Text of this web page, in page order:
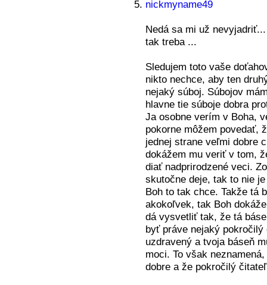
nickmyname49
Nedá sa mi už
tak treba ...
Sledujem toto vaše
nikto nechce, aby ten
nejaký súboj. Súbojov
hlavne tie súboje dobra
Ja osobne verím v Boha,
pokorne môžem povedať,
jednej strane veľmi dobre
dokážem mu veriť v tom,
diať nadprirodzené veci.
skutočne deje, tak to nie
Boh to tak chce. Takže tá
akokoľvek, tak Boh
dá vysvetliť tak, že tá
byť práve nejaký
uzdravený a tvoja báseň
moci. To však
dobre a že pokročilý